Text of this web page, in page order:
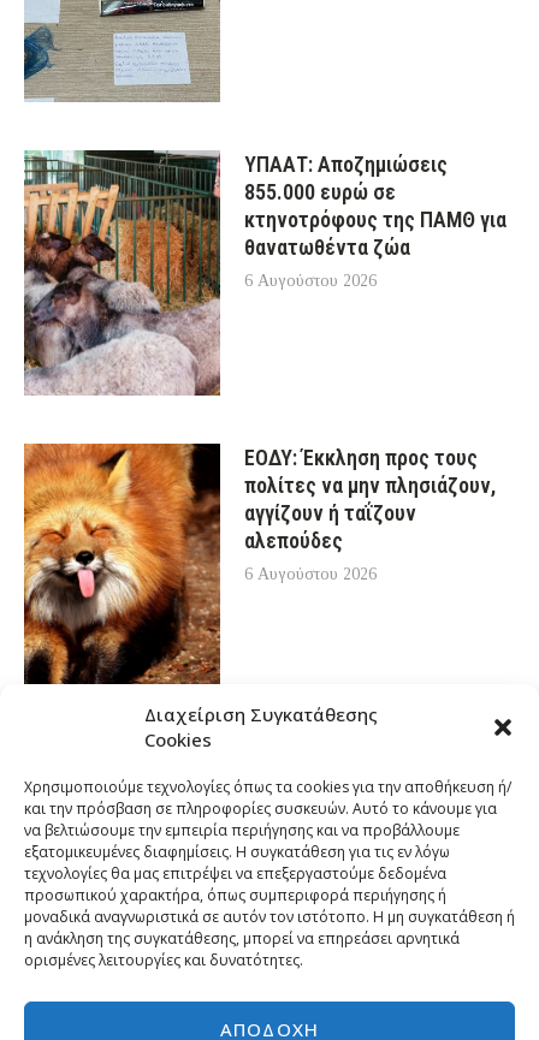
Διαχείριση Συγκατάθεσης
Cookies
Χρησιμοποιούμε τεχνολογίες όπως τα cookies για την αποθήκευση ή/
και την πρόσβαση σε πληροφορίες συσκευών. Αυτό το κάνουμε για
να βελτιώσουμε την εμπειρία περιήγησης και να προβάλλουμε
εξατομικευμένες διαφημίσεις. Η συγκατάθεση για τις εν λόγω
τεχνολογίες θα μας επιτρέψει να επεξεργαστούμε δεδομένα
προσωπικού χαρακτήρα, όπως συμπεριφορά περιήγησης ή
μοναδικά αναγνωριστικά σε αυτόν τον ιστότοπο. Η μη συγκατάθεση ή
η ανάκληση της συγκατάθεσης, μπορεί να επηρεάσει αρνητικά
ορισμένες λειτουργίες και δυνατότητες.
ΑΠΟΔΟΧΉ
ΥΠΑΑΤ: Αποζημιώσεις
855.000 ευρώ σε
κτηνοτρόφους της ΠΑΜΘ για
θανατωθέντα ζώα
6 Αυγούστου 2026
ΕΟΔΥ: Έκκληση προς τους
πολίτες να μην πλησιάζουν,
αγγίζουν ή ταΐζουν
αλεπούδες
6 Αυγούστου 2026